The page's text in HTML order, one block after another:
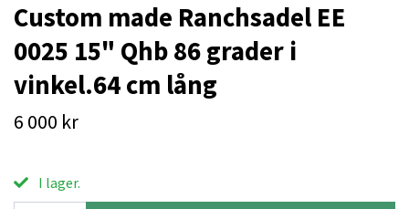
Custom made Ranchsadel EE
0025 15" Qhb 86 grader i
vinkel.64 cm lång
6 000 kr
I lager.